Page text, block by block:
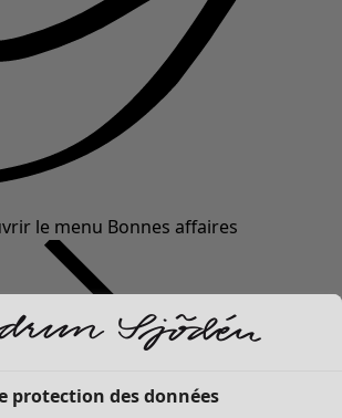
le menu Bonnes affaires
protection des données